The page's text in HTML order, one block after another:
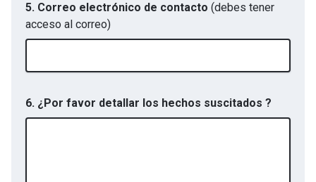
5. Correo electrónico de contacto (debes tener
acceso al correo)
6. ¿Por favor detallar los hechos suscitados ?